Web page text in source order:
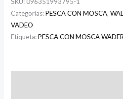
Categorías:PESCA CON MOSCA,
VADEO
Etiqueta:PESCA CON MOSCA